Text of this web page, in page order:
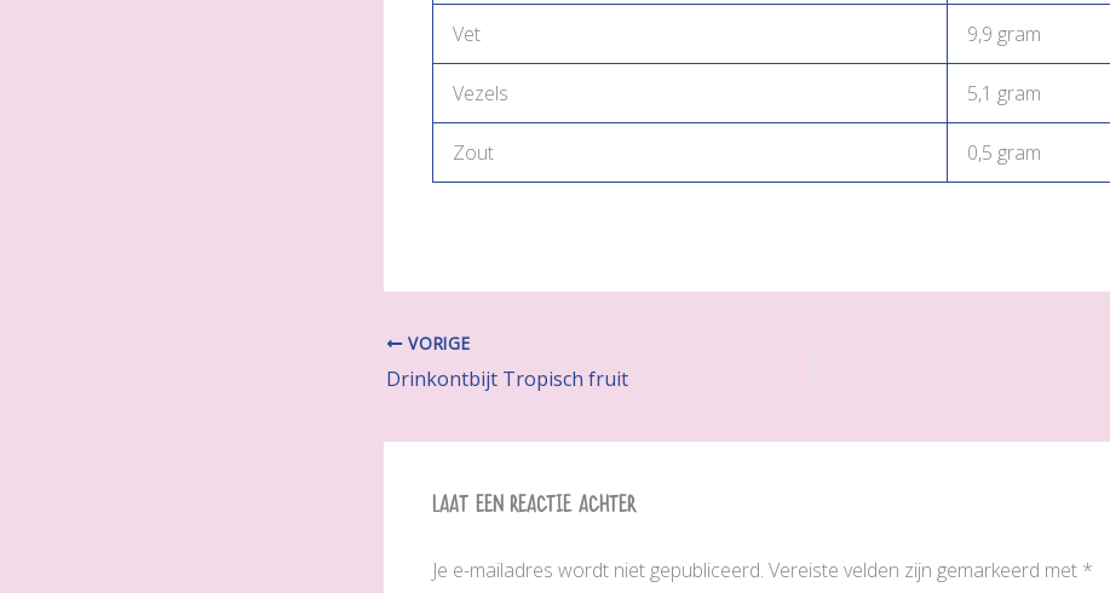
Vet 9,9 gram
Vezels 5,1 gram
Zout 0,5 gram
VORIGE
Drinkontbijt Tropisch fruit
Laat een reactie achter
Je e-mailadres wordt niet gepubliceerd. Vereiste velden zijn gemarkeerd met *